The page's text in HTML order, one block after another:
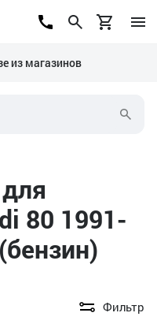
из магазинов
80 1991-
Фильтр